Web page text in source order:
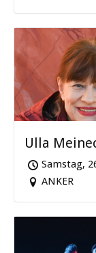
Ulla
Samstag,
ANKER